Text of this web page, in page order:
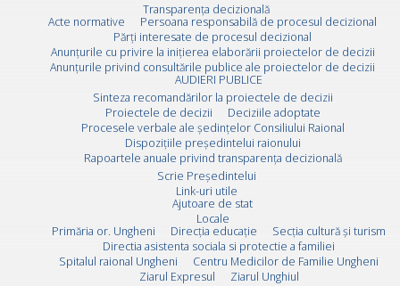
Transparența decizională
Acte normative
Persoana responsabilă de procesul decizional
Părți interesate de procesul decizional
Anunțurile cu privire la inițierea elaborării proiectelor de decizii
Anunțurile privind consultările publice ale proiectelor de decizii
AUDIERI PUBLICE
Sinteza recomandărilor la proiectele de decizii
Proiectele de decizii
Deciziile adoptate
Procesele verbale ale ședințelor Consiliului Raional
Dispozițiile președintelui raionului
Rapoartele anuale privind transparența decizională
Scrie Preşedintelui
Link-uri utile
Ajutoare de stat
Locale
Primăria or. Ungheni
Direcția educație
Secția cultură și turism
Directia asistenta sociala si protectie a familiei
Spitalul raional Ungheni
Centru Medicilor de Familie Ungheni
Ziarul Expresul
Ziarul Unghiul